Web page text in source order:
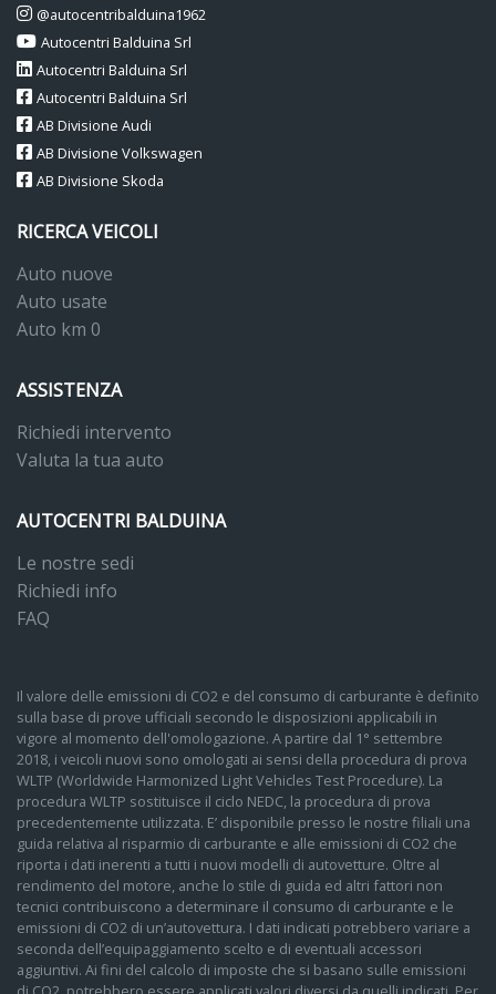
@autocentribalduina1962
Autocentri Balduina Srl
Autocentri Balduina Srl
Autocentri Balduina Srl
AB Divisione Audi
AB Divisione Volkswagen
AB Divisione Skoda
RICERCA VEICOLI
Auto nuove
Auto usate
Auto km 0
ASSISTENZA
Richiedi intervento
Valuta la tua auto
AUTOCENTRI BALDUINA
Le nostre sedi
Richiedi info
FAQ
Il valore delle emissioni di CO2 e del consumo di carburante è definito
sulla base di prove ufficiali secondo le disposizioni applicabili in
vigore al momento dell'omologazione. A partire dal 1° settembre
2018, i veicoli nuovi sono omologati ai sensi della procedura di prova
WLTP (Worldwide Harmonized Light Vehicles Test Procedure). La
procedura WLTP sostituisce il ciclo NEDC, la procedura di prova
precedentemente utilizzata. E’ disponibile presso le nostre filiali una
guida relativa al risparmio di carburante e alle emissioni di CO2 che
riporta i dati inerenti a tutti i nuovi modelli di autovetture. Oltre al
rendimento del motore, anche lo stile di guida ed altri fattori non
tecnici contribuiscono a determinare il consumo di carburante e le
emissioni di CO2 di un’autovettura. I dati indicati potrebbero variare a
seconda dell’equipaggiamento scelto e di eventuali accessori
aggiuntivi. Ai fini del calcolo di imposte che si basano sulle emissioni